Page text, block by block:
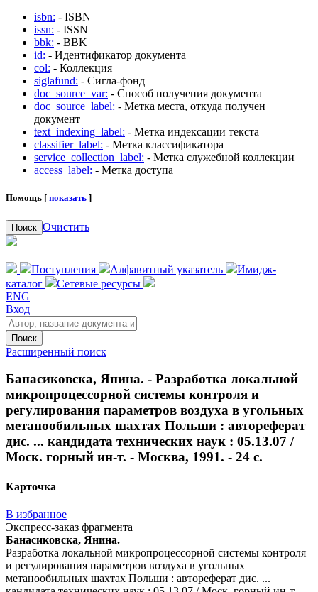
isbn: - ISBN
issn: - ISSN
bbk: - BBK
id: - Идентификатор документа
col: - Коллекция
siglafund: - Сигла-фонд
doc_source_var: - Способ получения документа
doc_source_label: - Метка места, откуда получен
документ
text_indexing_label: - Метка индексации текста
classifier_label: - Метка классификатора
service_collection_label: - Метка служебной коллекции
access_label: - Метка доступа
Помощь [ показать ]
Поиск Очистить
Поступления Алфавитный указатель
Имидж-
каталог
Сетевые ресурсы
ENG
Вход
Поиск
Расширенный поиск
Банасиковска, Янина. - Разработка локальной
микропроцессорной системы контроля и
регулирования параметров воздуха в угольных
метанообильных шахтах Польши : автореферат
дис. ... кандидата технических наук : 05.13.07 /
Моск. горный ин-т. - Москва, 1991. - 24 с.
Карточка
В избранное
Экспресс-заказ фрагмента
Банасиковска, Янина.
Разработка локальной микропроцессорной системы контроля
и регулирования параметров воздуха в угольных
метанообильных шахтах Польши : автореферат дис. ...